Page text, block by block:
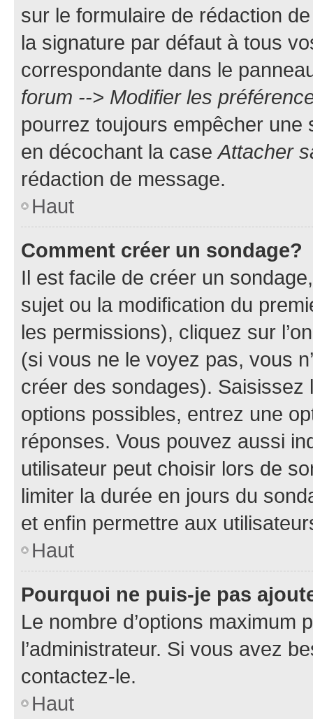
sur le formulaire de rédaction
la signature par défaut à tous
correspondante dans le
forum --> Modifier les
pourrez toujours empêcher une
en décochant la caseAttacher
rédaction de message.
Haut
Comment créer un sondage?
Il est facile de créer un
sujet ou la modification du
les permissions), cliquez sur
(si vous ne le voyez pas, vous
créer des sondages).
options possibles, entrez une
réponses. Vous pouvez aussi
utilisateur peut choisir lors de
limiter la durée en jours du
et enfin permettre aux
Haut
Pourquoi ne puis-je pas
Le nombre d’options maximum
l’administrateur. Si vous avez
contactez-le.
Haut